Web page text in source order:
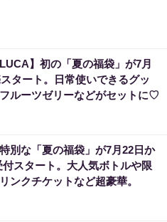
】初の「夏の福袋」が7月
タート。日常使いできるグッ
ルーツゼリーなどがセットに♡
特別な「夏の福袋」が7月22日か
スタート。大人気ボトルや限
ンクチケットなど超豪華。